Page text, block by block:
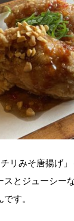
リみそ唐揚げ
とジューシー
す。